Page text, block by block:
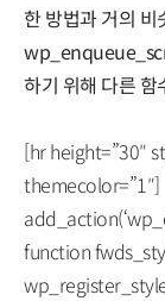
한 방법과 거의 비
하기 위해 다른 함
[hr height=”30″
themecolor=”1″]
function